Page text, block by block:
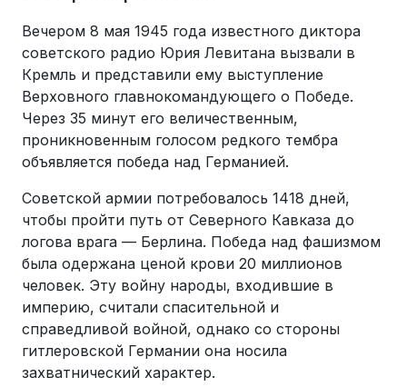
Вечером 8 мая 1945 года известного диктора
советского радио Юрия Левитана вызвали в
Кремль и представили ему выступление
Верховного главнокомандующего о Победе.
Через 35 минут его величественным,
проникновенным голосом редкого тембра
объявляется победа над Германией.
Советской армии потребовалось 1418 дней,
чтобы пройти путь от Северного Кавказа до
логова врага — Берлина. Победа над фашизмом
была одержана ценой крови 20 миллионов
человек. Эту войну народы, входившие в
империю, считали спасительной и
справедливой войной, однако со стороны
гитлеровской Германии она носила
захватнический характер.